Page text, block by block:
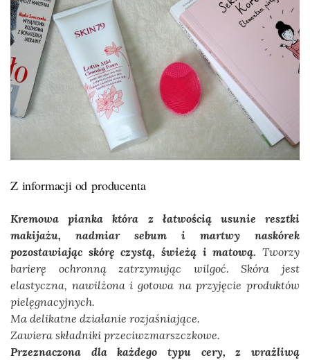
Z informacji od producenta
Kremowa pianka która z łatwością usunie resztki
makijażu, nadmiar sebum i martwy naskórek
pozostawiając skórę czystą, świeżą i matową. Tworzy
barierę ochronną zatrzymując wilgoć. Skóra jest
elastyczna, nawilżona i gotowa na przyjęcie produktów
pielęgnacyjnych.
Ma delikatne działanie rozjaśniające.
Zawiera składniki przeciwzmarszczkowe.
Przeznaczona dla każdego typu cery, z wrażliwą